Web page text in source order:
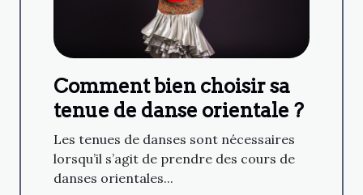
Comment bien choisir sa
tenue de danse orientale ?
Les tenues de danses sont nécessaires
lorsqu’il s’agit de prendre des cours de
danses orientales...